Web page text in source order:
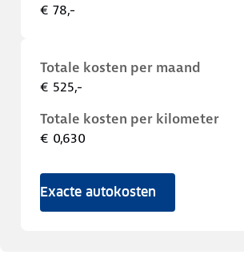
€ 78,-
Totale kosten per maand
€ 525,-
Totale kosten per kilometer
€ 0,630
Exacte autokosten